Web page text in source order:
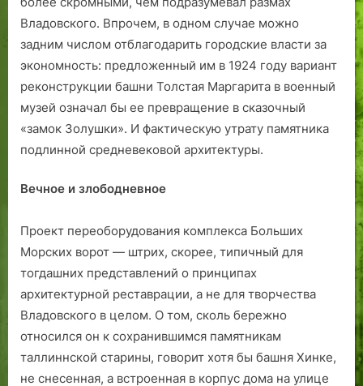
Владовского. Впрочем, в одном случае можно
задним числом отблагодарить городские власти за
экономность: предложенный им в 1924 году вариант
реконструкции башни Толстая Маргарита в военный
музей означал бы ее превращение в сказочный
«замок Золушки». И фактическую утрату памятника
подлинной средневековой архитектуры.
Вечное и злободневное
Проект переоборудования комп­лекса Больших
Морских ворот — штрих, скорее, типичный для
тогдашних представлений о принципах
архитектурной реставрации, а не для творчества
Владовского в целом. О том, сколь бережно
относился он к сохранившимся памятникам
таллиннской старины, говорит хотя бы башня Хинке,
не снесенная, а встроенная в корпус дома на улице